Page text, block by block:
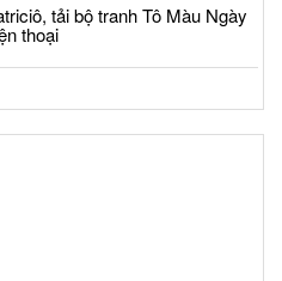
tải bộ tranh Tô Màu Ngày
thoại